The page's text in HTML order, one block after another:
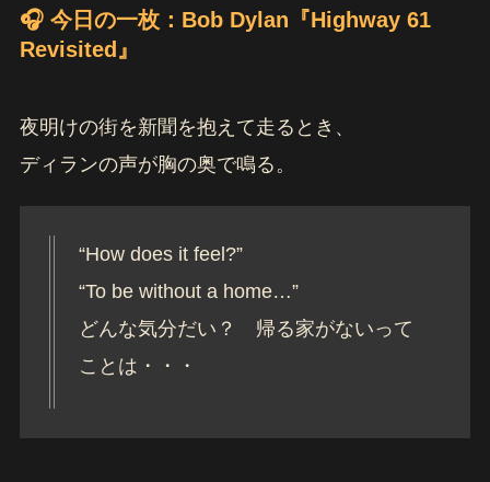
🎧 今日の一枚：Bob Dylan『Highway 61
Revisited』
夜明けの街を新聞を抱えて走るとき、
ディランの声が胸の奥で鳴る。
“How does it feel?”
“To be without a home…”
どんな気分だい？ 帰る家がないって
ことは・・・